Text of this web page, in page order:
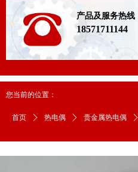
产品及服务热线
18571711144
您当前的位置：
首页 ꄲ 热电偶 ꄲ 贵金属热电偶 ꄲ